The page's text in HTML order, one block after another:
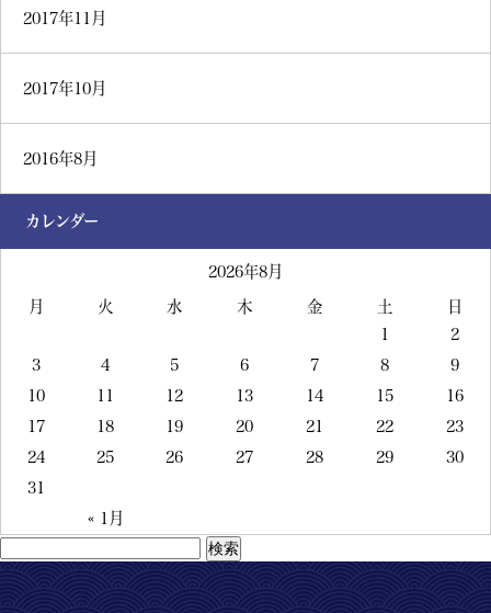
2017年11月
2017年10月
2016年8月
カレンダー
2026年8月
月 火 水 木 金 土 日
« 1月
1
2
3
4 5 6 7 8
9
10
11 12 13 14 15
16
17
18 19 20 21 22
23
24
25 26 27 28 29
30
31